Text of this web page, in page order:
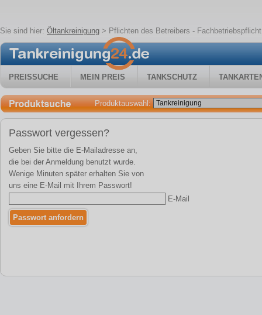
Sie sind hier: Öltankreinigung > Pflichten des Betreibers - Fachbetriebspflicht
PREISSUCHE MEIN PREIS TANKSCHUTZ
Produktauswahl:
Passwort vergessen?
Geben Sie bitte die E-Mailadresse an,
die bei der Anmeldung benutzt wurde.
Wenige Minuten später erhalten Sie von
uns eine E-Mail mit Ihrem Passwort!
E-Mail